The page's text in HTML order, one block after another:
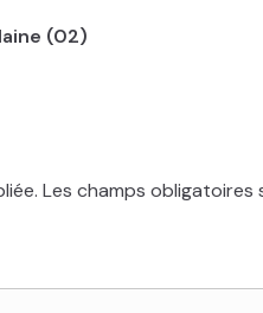
(02)
Les champs obligatoires